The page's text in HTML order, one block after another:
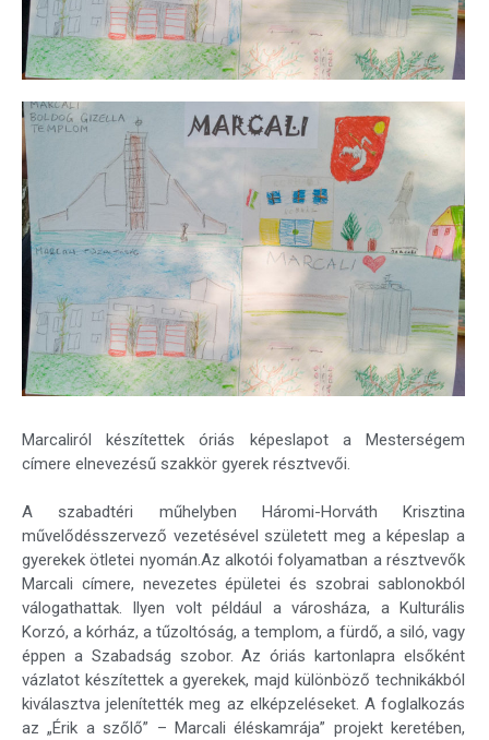
Marcaliról készítettek óriás képeslapot a Mesterségem
címere elnevezésű szakkör gyerek résztvevői.
A szabadtéri műhelyben Háromi-Horváth Krisztina
művelődésszervező vezetésével született meg a képeslap a
gyerekek ötletei nyomán.Az alkotói folyamatban a résztvevők
Marcali címere, nevezetes épületei és szobrai sablonokból
válogathattak. Ilyen volt például a városháza, a Kulturális
Korzó, a kórház, a tűzoltóság, a templom, a fürdő, a siló, vagy
éppen a Szabadság szobor. Az óriás kartonlapra elsőként
vázlatot készítettek a gyerekek, majd különböző technikákból
kiválasztva jelenítették meg az elképzeléseket. A foglalkozás
az „Érik a szőlő” – Marcali éléskamrája” projekt keretében,